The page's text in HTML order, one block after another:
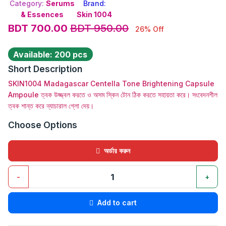
Category: Serums
& Essences
Brand:
Skin 1004
BDT 700.00 BDT 950.00 26% Off
Available: 200 pcs
Short Description
SKIN1004 Madagascar Centella Tone Brightening Capsule
Ampoule ত্বক উজ্জ্বল করতে ও অসম স্কিন টোন ঠিক করতে সহায়তা করে। সংবেদনশীল
ত্বক শান্ত করে ন্যাচারাল গ্লো দেয়।
Choose Options
অর্ডার করুন
- +
Add to cart